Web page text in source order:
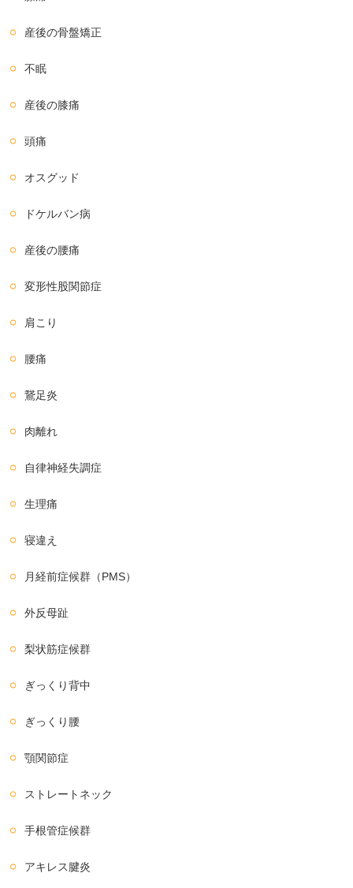
産後の骨盤矯正
不眠
産後の膝痛
頭痛
オスグッド
ドケルバン病
産後の腰痛
変形性股関節症
肩こり
腰痛
鵞足炎
肉離れ
自律神経失調症
生理痛
寝違え
月経前症候群（PMS）
外反母趾
梨状筋症候群
ぎっくり背中
ぎっくり腰
顎関節症
ストレートネック
手根管症候群
アキレス腱炎